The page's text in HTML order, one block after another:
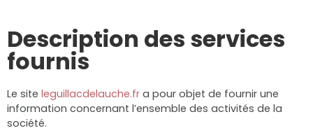
Description des services
fournis
Le site leguillacdelauche.fr a pour objet de fournir une
information concernant l’ensemble des activités de la
société.